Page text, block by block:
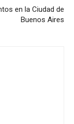
en la Ciudad de
Buenos Aires